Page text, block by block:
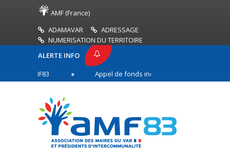
AMF (France)
ADAMAVAR
ADRESSAGE
NUMERISATION DU TERRITOIRE
ALERTE INFO
Appel de fonds incendies de forêt
première ligne